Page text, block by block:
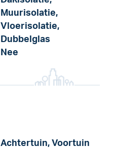
Muurisolatie,
Vloerisolatie,
Dubbelglas
Nee
Achtertuin, Voortuin